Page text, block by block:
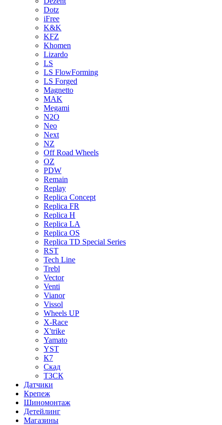
Dotz
iFree
K&K
KFZ
Khomen
Lizardo
LS
LS FlowForming
LS Forged
Magnetto
MAK
Megami
N2O
Neo
Next
NZ
Off Road Wheels
OZ
PDW
Remain
Replay
Replica Concept
Replica FR
Replica H
Replica LA
Replica OS
Replica TD Special Series
RST
Tech Line
Trebl
Vector
Venti
Vianor
Vissol
Wheels UP
X-Race
X'trike
Yamato
YST
К7
Скад
ТЗСК
Датчики
Крепеж
Шиномонтаж
Детейлинг
Магазины